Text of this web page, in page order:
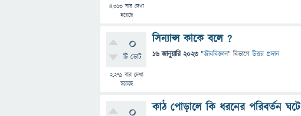
4,313বার দেখা
হয়েছে
0
টি ভোট
2,271বার দেখা
হয়েছে
সিন্যাপ্স কাকে বলে ?
16 জানুয়ারি 2023 "জীববিজ্ঞান" বিভাগে উত্তর প্রদান
কাঠ পোড়ালে কি ধরনের পরিবর্তন ঘটে